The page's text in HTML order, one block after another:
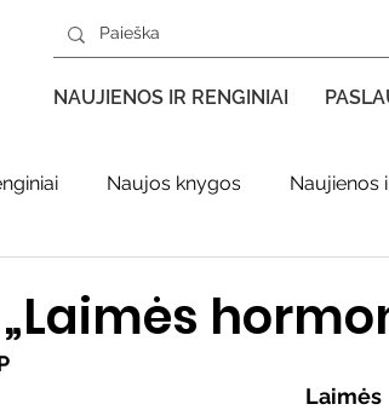
NAUJIENOS IR RENGINIAI
Naujos knygos Naujienos
ženklas